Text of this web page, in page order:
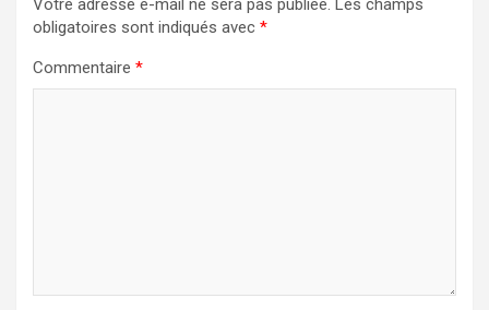
Votre adresse e-mail ne sera pas publiée. Les champs
obligatoires sont indiqués avec *
Commentaire *